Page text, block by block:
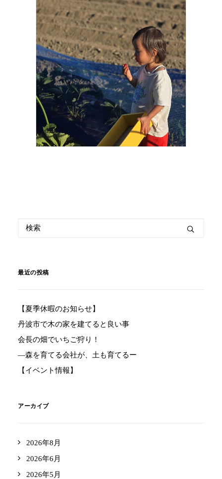
最近の投稿
【夏季休暇のお知らせ】
丹波市で木の家を建てると良い事
会長の畑でいちご狩り！
―森を育てる会社が、土も育てるー
【イベント情報】
アーカイブ
2026年8月
2026年6月
2026年5月